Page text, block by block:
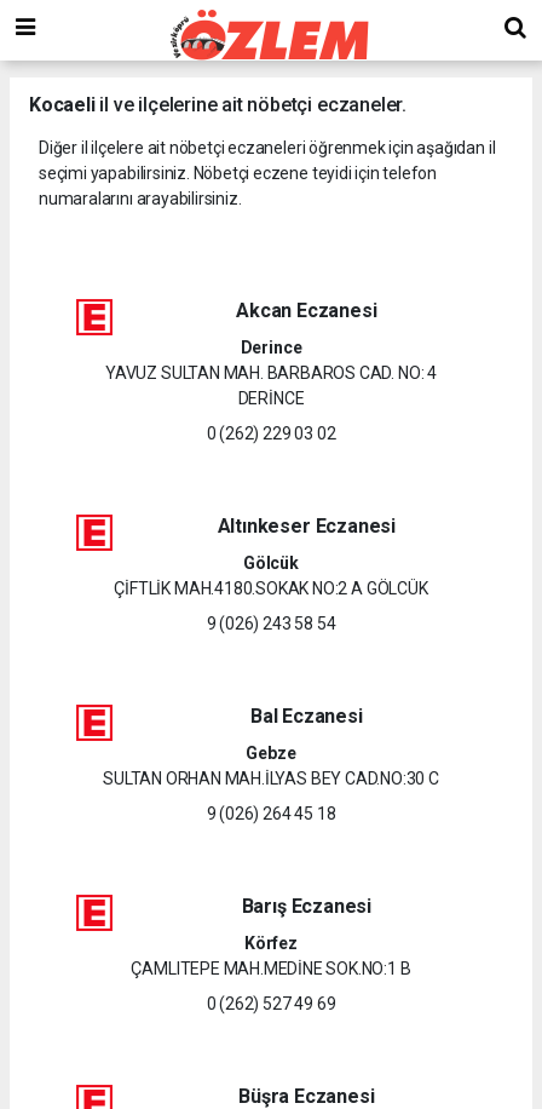
Kocaeliil ve ilçelerine ait nöbetçi eczaneler.
Diğer il ilçelere ait nöbetçi eczaneleri öğrenmek için aşağıdan il
seçimi yapabilirsiniz. Nöbetçi eczene teyidi için telefon
numaralarını arayabilirsiniz.
Akcan Eczanesi
Derince
YAVUZ SULTAN MAH. BARBAROS CAD. NO: 4
DERİNCE
0 (262) 229 03 02
Altınkeser Eczanesi
Gölcük
ÇİFTLİK MAH.4180.SOKAK NO:2 A GÖLCÜK
9 (026) 243 58 54
Bal Eczanesi
Gebze
SULTAN ORHAN MAH.İLYAS BEY CAD.NO:30 C
9 (026) 264 45 18
Barış Eczanesi
Körfez
ÇAMLITEPE MAH.MEDİNE SOK.NO:1 B
0 (262) 527 49 69
Büşra Eczanesi